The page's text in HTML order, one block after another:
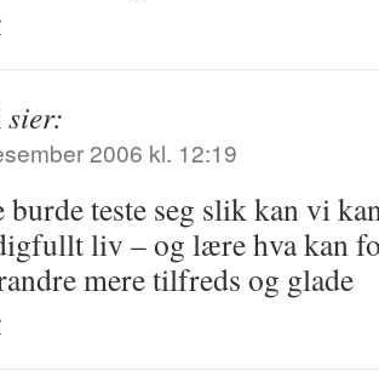
sier:
2006 kl. 12:19
teste seg slik kan vi
liv – og lære hva kan
mere tilfreds og glade